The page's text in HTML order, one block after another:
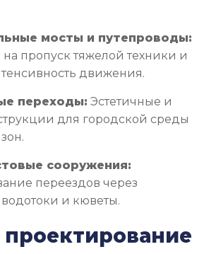
мосты и путепроводы:
на пропуск тяжелой техники и
движения.
переходы: Эстетичные и
для городской среды
сооружения:
переездов через
и кюветы.